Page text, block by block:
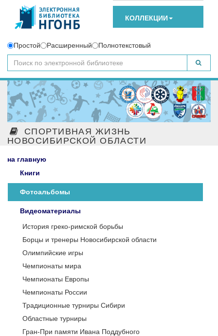
КОЛЛЕКЦИИ
Простой Расширенный Полнотекстовый
СПОРТИВНАЯ ЖИЗНЬ
НОВОСИБИРСКОЙ ОБЛАСТИ
на главную
Книги
Фотоальбомы
Видеоматериалы
История греко-римской борьбы
Борцы и тренеры Новосибирской области
Олимпийские игры
Чемпионаты мира
Чемпионаты Европы
Чемпионаты России
Традиционные турниры Сибири
Областные турниры
Гран-При памяти Ивана Поддубного